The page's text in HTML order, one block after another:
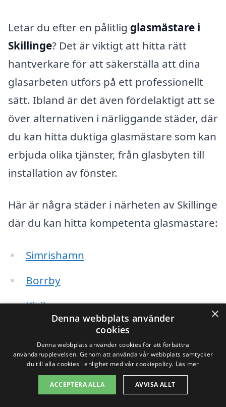
Letar du efter en pålitlig glasmästare i
Skillinge? Det är viktigt att hitta rätt
hantverkare för att säkerställa att dina
glasarbeten utförs på ett professionellt
sätt. Ibland är det även fördelaktigt att se
över alternativen i närliggande städer, där
du kan hitta duktiga glasmästare som kan
erbjuda olika tjänster, från glasbyten till
installation av fönster.
Här är några städer i närheten av Skillinge
där du kan hitta kompetenta glasmästare:
Simrishamn
Borrby
Kivik
Vik
Sandhammaren
×
Denna webbplats använder
cookies
Denna webbplats använder cookies för att förbättra
användarupplevelsen. Genom att använda vår webbplats samtycker
du till alla cookies i enlighet med vår cookiepolicy. Läs mer
ACCEPTERA ALLA AVVISA ALLT